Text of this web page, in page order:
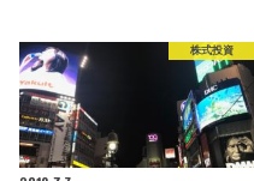
株式投資